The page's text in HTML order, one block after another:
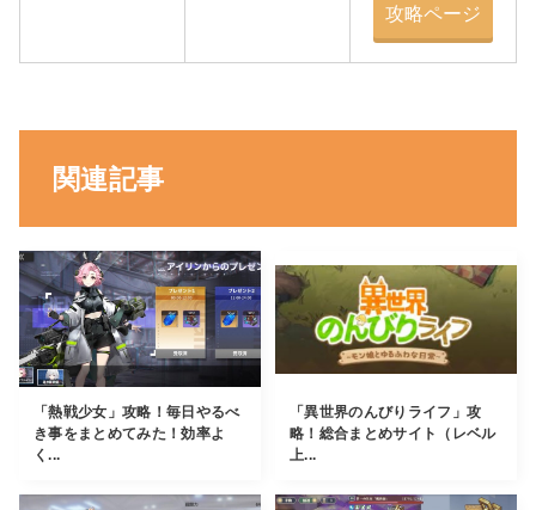
攻略ページ
関連記事
「熱戦少女」攻略！毎日やるべ
き事をまとめてみた！効率よ
く...
「異世界のんびりライフ」攻
略！総合まとめサイト（レベル
上...